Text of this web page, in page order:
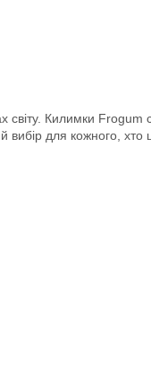
Килимки Frogum
для кожного, хто